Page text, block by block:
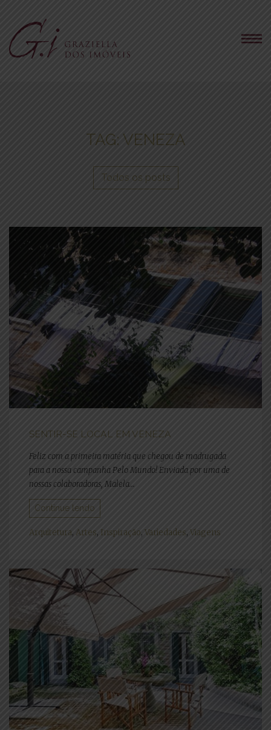
TAG: VENEZA
Todos os posts
SENTIR-SE LOCAL EM VENEZA
Feliz com a primeira matéria que chegou de madrugada
para a nossa campanha Pelo Mundo! Enviada por uma de
nossas colaboradoras, Malela...
Continue lendo
Arquitetura, Artes, Inspiração, Variedades, Viagens